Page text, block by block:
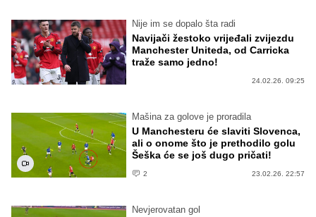
Nije im se dopalo šta radi
Navijači žestoko vrijeđali zvijezdu
Manchester Uniteda, od Carricka
traže samo jedno!
24.02.26. 09:25
Mašina za golove je proradila
U Manchesteru će slaviti Slovenca,
ali o onome što je prethodilo golu
Šeška će se još dugo pričati!
2 23.02.26. 22:57
Nevjerovatan gol